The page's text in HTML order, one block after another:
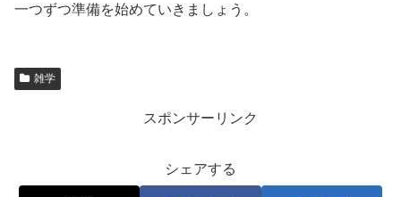
一つずつ準備を始めていきましょう。
雑学
スポンサーリンク
シェアする